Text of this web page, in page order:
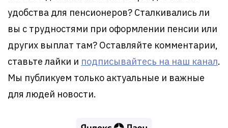
удобства для пенсионеров? Сталкивались ли
вы с трудностями при оформлении пенсии или
других выплат там? Оставляйте комментарии,
ставьте лайки и подписывайтесь на наш канал.
Мы публикуем только актуальные и важные
для людей новости.